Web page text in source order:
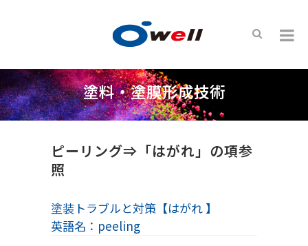
塗料・塗膜形成技術
ピーリング⇒「はがれ」の項参
照
塗装トラブルと対策【はがれ 】
英語名：peeling